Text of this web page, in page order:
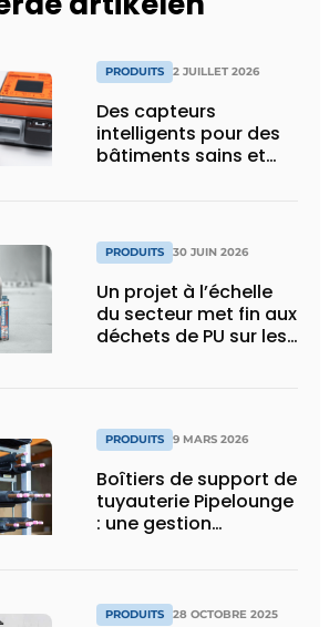
PRODUITS 2 JUILLET 2026
Des capteurs
intelligents pour des
bâtiments sains et
PRODUITS 30 JUIN 2026
Un projet à l’échelle
du secteur met fin aux
déchets de PU sur les
PRODUITS 9 MARS 2026
Boîtiers de support de
tuyauterie Pipelounge
: une gestion
rapide et plus soignée
PRODUITS 28 OCTOBRE 2025